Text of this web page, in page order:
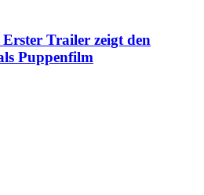
Trailer zeigt den
Puppenfilm